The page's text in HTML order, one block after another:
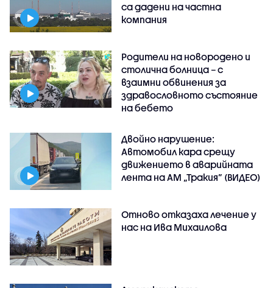
са дадени на частна
компания
Родители на новородено и
столична болница – с
взаимни обвинения за
здравословното състояние
на бебето
Двойно нарушение:
Автомобил кара срещу
движението в аварийната
лента на АМ „Тракия” (ВИДЕО)
Отново отказаха лечение у
нас на Ива Михаилова